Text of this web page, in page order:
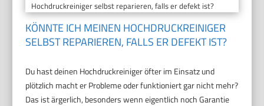
Hochdruckreiniger selbst reparieren, falls er defekt ist?
KÖNNTE ICH MEINEN HOCHDRUCKREINIGER
SELBST REPARIEREN, FALLS ER DEFEKT IST?
Du hast deinen Hochdruckreiniger öfter im Einsatz und
plötzlich macht er Probleme oder funktioniert gar nicht mehr?
Das ist ärgerlich, besonders wenn eigentlich noch Garantie